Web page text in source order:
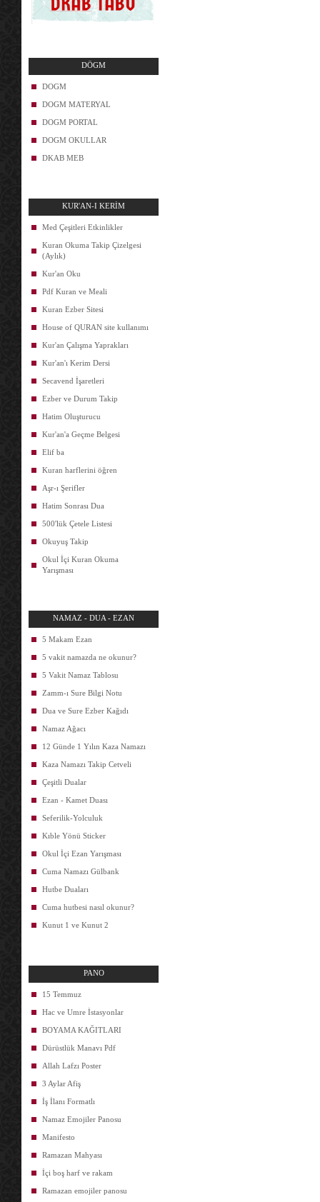
DÖGM
DOGM
DOGM MATERYAL
DOGM PORTAL
DOGM OKULLAR
DKAB MEB
KUR'AN-I KERİM
Med Çeşitleri Etkinlikler
Kuran Okuma Takip Çizelgesi
(Aylık)
Kur'an Oku
Pdf Kuran ve Meali
Kuran Ezber Sitesi
House of QURAN site kullanımı
Kur'an Çalışma Yaprakları
Kur'an'ı Kerim Dersi
Secavend İşaretleri
Ezber ve Durum Takip
Hatim Oluşturucu
Kur'an'a Geçme Belgesi
Elif ba
Kuran harflerini öğren
Aşr-ı Şerifler
Hatim Sonrası Dua
500'lük Çetele Listesi
Okuyuş Takip
Okul İçi Kuran Okuma
Yarışması
NAMAZ - DUA - EZAN
5 Makam Ezan
5 vakit namazda ne okunur?
5 Vakit Namaz Tablosu
Zamm-ı Sure Bilgi Notu
Dua ve Sure Ezber Kağıdı
Namaz Ağacı
12 Günde 1 Yılın Kaza Namazı
Kaza Namazı Takip Cetveli
Çeşitli Dualar
Ezan - Kamet Duası
Seferilik-Yolculuk
Kıble Yönü Sticker
Okul İçi Ezan Yarışması
Cuma Namazı Gülbank
Hutbe Duaları
Cuma hutbesi nasıl okunur?
Kunut 1 ve Kunut 2
PANO
15 Temmuz
Hac ve Umre İstasyonlar
BOYAMA KAĞITLARI
Dürüstlük Manavı Pdf
Allah Lafzı Poster
3 Aylar Afiş
İş İlanı Formatlı
Namaz Emojiler Panosu
Manifesto
Ramazan Mahyası
İçi boş harf ve rakam
Ramazan emojiler panosu